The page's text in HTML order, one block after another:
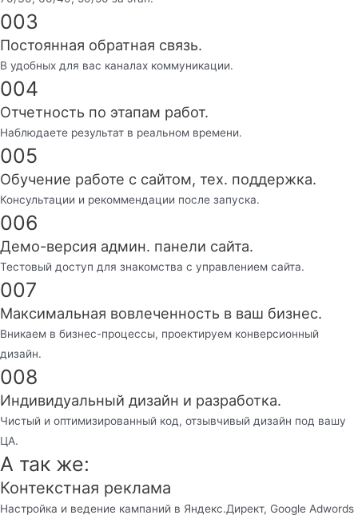
003
Постоянная обратная связь.
В удобных для вас каналах коммуникации.
004
Отчетность по этапам работ.
Наблюдаете результат в реальном времени.
005
Обучение работе с сайтом, тех. поддержка.
Консультации и рекоммендации после запуска.
006
Демо-версия админ. панели сайта.
Тестовый доступ для знакомства с управлением сайта.
007
Максимальная вовлеченность в ваш бизнес.
Вникаем в бизнес-процессы, проектируем конверсионный
дизайн.
008
Индивидуальный дизайн и разработка.
Чистый и оптимизированный код, отзывчивый дизайн под вашу
ЦА.
А так же:
Контекстная реклама
Настройка и ведение кампаний в Яндекс.Директ, Google Adwords